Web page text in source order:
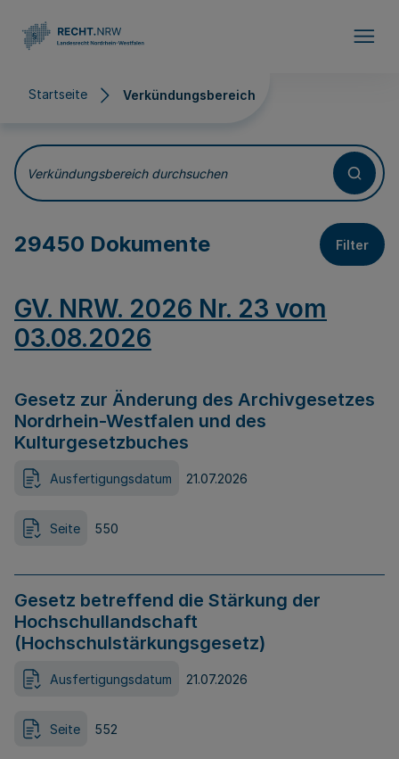
Startseite Verkündungsbereich
Verkündungsbereich
Verkündungsbereich durchsuchen
29450 Dokumente Filter
GV. NRW. 2026 Nr. 23 vom
03.08.2026
Gesetz zur Änderung des Archivgesetzes
Nordrhein-Westfalen und des
Kulturgesetzbuches
Ausfertigungsdatum 21.07.2026
Seite 550
Gesetz betreffend die Stärkung der
Hochschullandschaft
(Hochschulstärkungsgesetz)
Ausfertigungsdatum 21.07.2026
Seite 552